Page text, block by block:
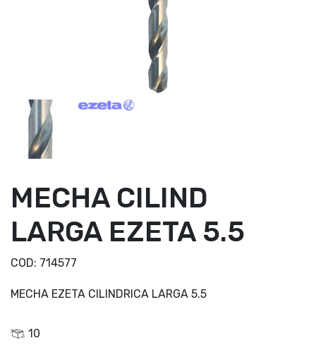
MECHA CILIND
LARGA EZETA 5.5
COD: 714577
MECHA EZETA CILINDRICA LARGA 5.5
10